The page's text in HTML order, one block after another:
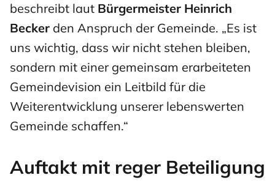
beschreibt laut Bürgermeister Heinrich
Becker den Anspruch der Gemeinde. „Es ist
uns wichtig, dass wir nicht stehen bleiben,
sondern mit einer gemeinsam erarbeiteten
Gemeindevision ein Leitbild für die
Weiterentwicklung unserer lebenswerten
Gemeinde schaffen.“
Auftakt mit reger Beteiligung